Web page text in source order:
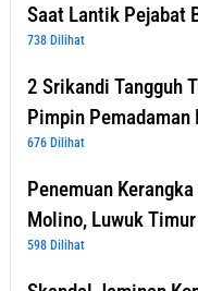
Saat Lantik Pejabat
738 Dilihat
2 Srikandi Tangguh
Pimpin
676 Dilihat
Penemuan
Molino, Luwuk Timur
598 Dilihat